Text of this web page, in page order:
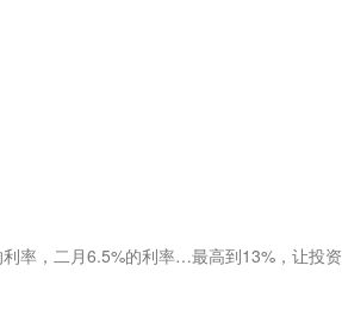
率，二月6.5%的利率…最高到13%，让投资